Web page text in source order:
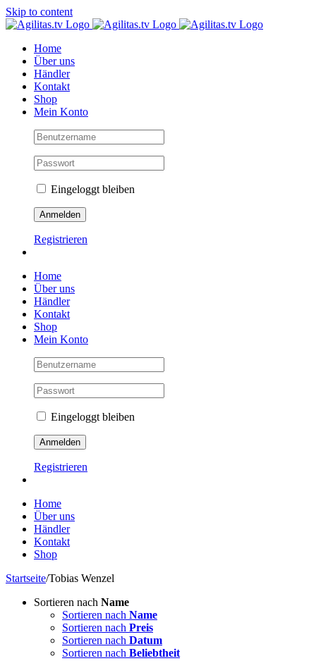
Skip to content
Home
Über uns
Händler
Kontakt
Shop
Mein Konto
Eingeloggt bleiben
Registrieren
Home
Über uns
Händler
Kontakt
Shop
Mein Konto
Eingeloggt bleiben
Registrieren
Home
Über uns
Händler
Kontakt
Shop
Startseite/Tobias Wenzel
Sortieren nach Name
Sortieren nach Name
Sortieren nach Preis
Sortieren nach Datum
Sortieren nach Beliebtheit